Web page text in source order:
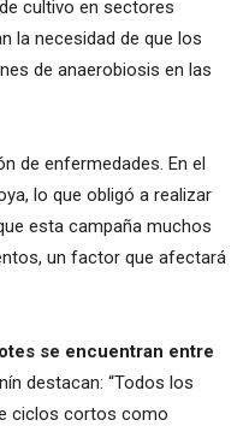
cultivo en sectores
la necesidad de que los
de anaerobiosis en las
de enfermedades. En el
lo que obligó a realizar
esta campaña muchos
un factor que afectará
se encuentran entre
destacan: “Todos los
ciclos cortos como